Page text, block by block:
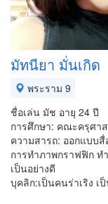
มัทนียา มั่นเกิด
พระราม 9
ชื่อเล่น มัช อายุ 24 ปี
การศึกษา: คณะครุศา
ความสารถ: ออกแบบ
การทำภาพกราฟฟิก ท
เป็นอย่างดี
บุคลิก:เป็นคนร่าเริง เ